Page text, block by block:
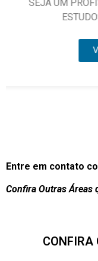
Entre em contato
Confira Outras Áreas
CONFIRA